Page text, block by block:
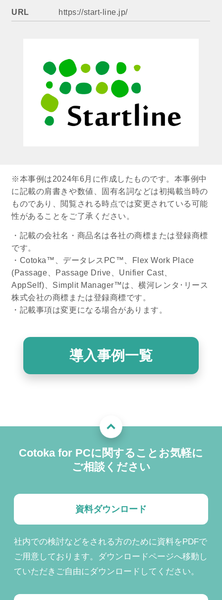
URL https://start-line.jp/
※本事例は2024年6月に作成したものです。本事例中
に記載の肩書きや数値、固有名詞などは初掲載当時の
ものであり、閲覧される時点では変更されている可能
性があることをご了承ください。
・記載の会社名・商品名は各社の商標または登録商標
です。
・Cotoka™、データレスPC™、Flex Work Place
(Passage、Passage Drive、Unifier Cast、
AppSelf)、Simplit Manager™は、横河レンタ･リース
株式会社の商標または登録商標です。
・記載事項は変更になる場合があります。
導入事例一覧
Cotoka for PCに関することお気軽に
ご相談ください
資料ダウンロード
社内での検討などをされる方のために資料をPDFで
ご用意しております。ダウンロードページへ移動し
ていただきご自由にダウンロードしてください。